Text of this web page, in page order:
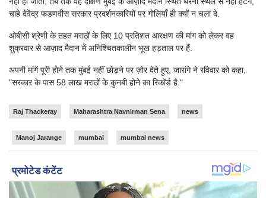
चाहे देवेंद्र फडणवीस सरकार प्रदर्शनकारियों पर गोलियाँ ही क्यों न चला दे.
ओबीसी श्रेणी के तहत मराठों के लिए 10 प्रतिशत आरक्षण की मांग को लेकर वह
शुक्रवार से आज़ाद मैदान में अनिश्चितकालीन भूख हड़ताल पर हैं.
अपनी मांगें पूरी होने तक मुंबई नहीं छोड़ने पर ज़ोर देते हुए, जारांगे ने रविवार को कहा,
"सरकार के पास 58 लाख मराठों के कुनबी होने का रिकॉर्ड है."
Raj Thackeray Maharashtra Navnirman Sena news
Manoj Jarange mumbai mumbai news